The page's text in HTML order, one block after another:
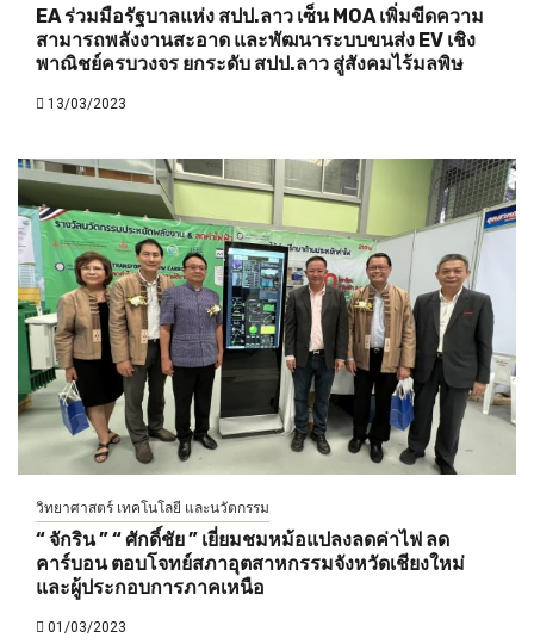
EA ร่วมมือรัฐบาลแห่ง สปป.ลาว เซ็น MOA เพิ่มขีดความ
สามารถพลังงานสะอาด และพัฒนาระบบขนส่ง EV เชิง
พาณิชย์ครบวงจร ยกระดับ สปป.ลาว สู่สังคมไร้มลพิษ
13/03/2023
วิทยาศาสตร์ เทคโนโลยี และนวัตกรรม
“ จักริน ” “ ศักดิ์ชัย ” เยี่ยมชมหม้อแปลงลดค่าไฟ ลด
คาร์บอน ตอบโจทย์สภาอุตสาหกรรมจังหวัดเชียงใหม่
และผู้ประกอบการภาคเหนือ
01/03/2023